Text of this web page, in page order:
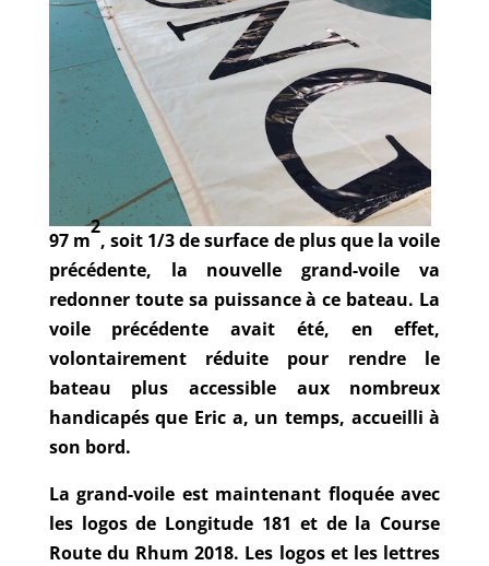
97 m
2
, soit 1/3 de surface de plus que la voile
précédente, la nouvelle grand-voile va
redonner toute sa puissance à ce bateau. La
voile précédente avait été, en effet,
volontairement réduite pour rendre le
bateau plus accessible aux nombreux
handicapés que Eric a, un temps, accueilli à
son bord.
La grand-voile est maintenant floquée avec
les logos de Longitude 181 et de la Course
Route du Rhum 2018. Les logos et les lettres